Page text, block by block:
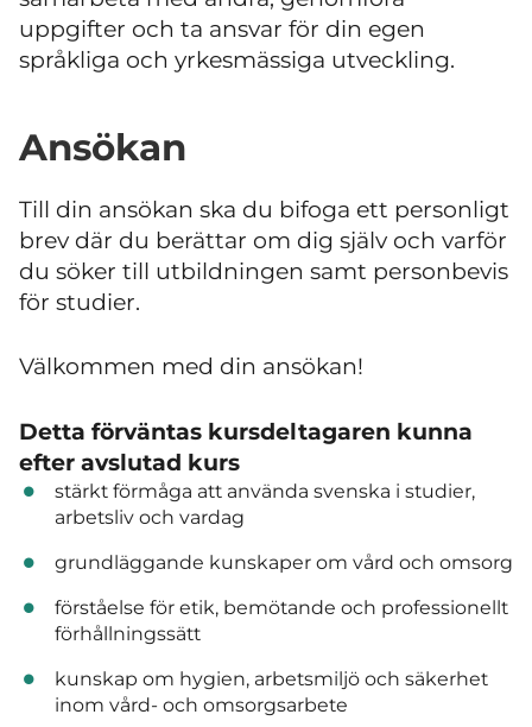
uppgifter och ta ansvar för din egen
språkliga och yrkesmässiga utveckling.
Ansökan
Till din ansökan ska du bifoga ett personligt
brev där du berättar om dig själv och varför
du söker till utbildningen samt personbevis
för studier.
Välkommen med din ansökan!
Detta förväntas kursdeltagaren kunna
efter avslutad kurs
stärkt förmåga att använda svenska i studier,
arbetsliv och vardag
grundläggande kunskaper om vård och omsorg
förståelse för etik, bemötande och professionellt
förhållningssätt
kunskap om hygien, arbetsmiljö och säkerhet
inom vård- och omsorgsarbete